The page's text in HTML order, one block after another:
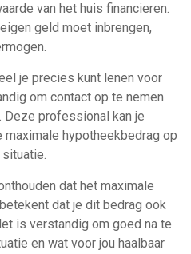
van het huis financieren.
geld moet inbrengen,
je precies kunt lenen voor
om contact op te nemen
Deze professional kan je
maximale hypotheekbedrag op
dat het maximale
dat je dit bedrag ook
is verstandig om goed na te
en wat voor jou haalbaar